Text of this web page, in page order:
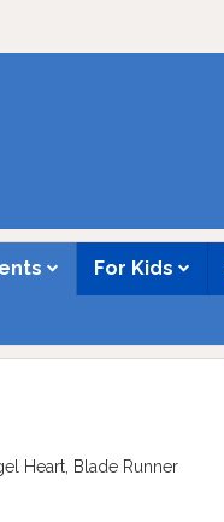
For Kids
Heart, Blade Runner